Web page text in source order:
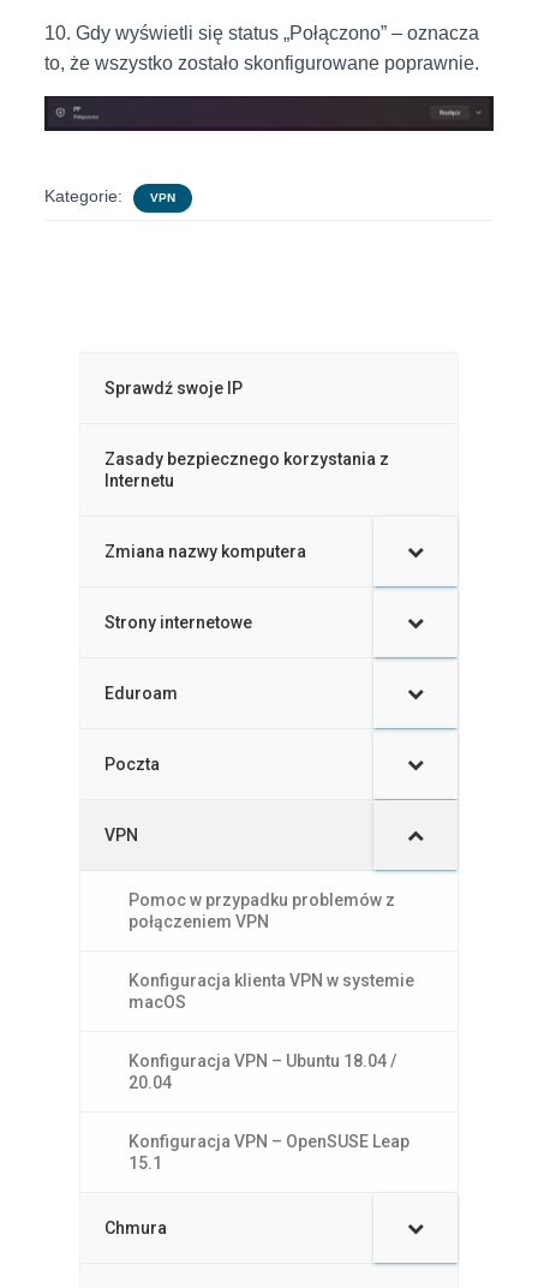
10. Gdy wyświetli się status „Połączono” – oznacza
to, że wszystko zostało skonfigurowane poprawnie.
Kategorie: VPN
Sprawdź swoje IP
Zasady bezpiecznego korzystania z
Internetu
Zmiana nazwy komputera
–
Strony internetowe
Eduroam
Poczta
VPN
Pomoc w przypadku problemów z
połączeniem VPN
Konfiguracja klienta VPN w systemie
macOS
Konfiguracja VPN – Ubuntu 18.04 /
20.04
Konfiguracja VPN – OpenSUSE Leap
15.1
Chmura